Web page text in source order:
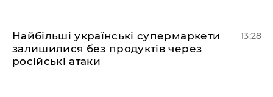
Найбільші українські супермаркети
залишилися без продуктів через
російські атаки
13:28